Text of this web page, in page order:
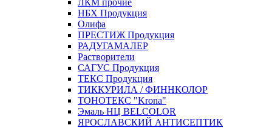
ЛКМ прочие
НБХ Продукция
Олифа
ПРЕСТИЖ Продукция
РАДУГАМАЛЕР
Растворители
САГУС Продукция
ТЕКС Продукция
ТИККУРИЛА / ФИННКОЛОР
ТОНОТЕКС "Krona"
Эмаль НЦ BELCOLOR
ЯРОСЛАВСКИЙ АНТИСЕПТИК